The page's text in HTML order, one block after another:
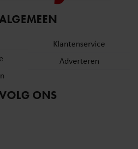
adverteren en analyse. Deze
heeft verstrekt of die ze hebben
uw gebruik van hun services. U
Klantenservice
Adverteren
ONS